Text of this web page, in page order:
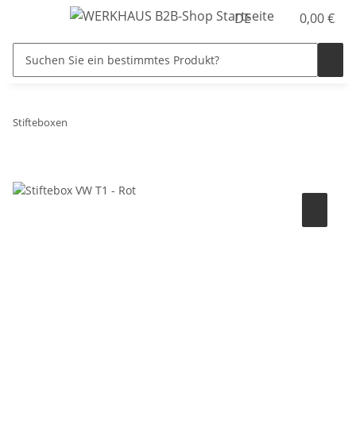
DE 0,00 €
Stifteboxen